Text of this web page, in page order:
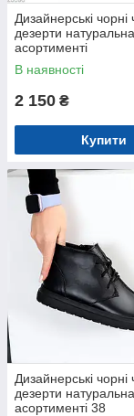
Дизайнерські чорні
дезерти
асортименті
В наявності
2 150 ₴
Купити
Дизайнерські чорні
дезерти
асортименті 38